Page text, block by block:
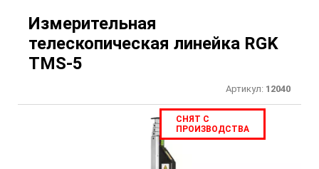
Измерительная
телескопическая линейка RGK
TMS-5
Артикул: 12040
СНЯТ С
ПРОИЗВОДСТВА